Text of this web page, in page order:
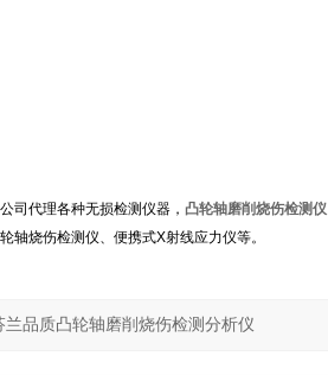
司代理各种无损检测仪器， 凸轮轴磨削烧伤检测仪
轴烧伤检测仪、便携式X射线应力仪等。